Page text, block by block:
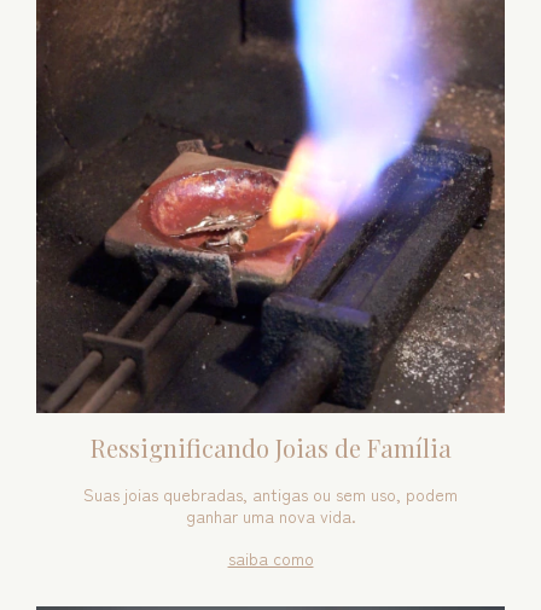
Ressignificando Joias de Família
Suas joias quebradas, antigas ou sem uso, podem
ganhar uma nova vida.
saiba como